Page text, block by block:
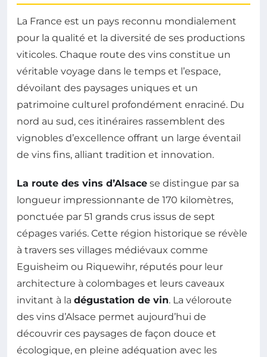
La France est un pays reconnu mondialement
pour la qualité et la diversité de ses productions
viticoles. Chaque route des vins constitue un
véritable voyage dans le temps et l’espace,
dévoilant des paysages uniques et un
patrimoine culturel profondément enraciné. Du
nord au sud, ces itinéraires rassemblent des
vignobles d’excellence offrant un large éventail
de vins fins, alliant tradition et innovation.
La route des vins d’Alsace se distingue par sa
longueur impressionnante de 170 kilomètres,
ponctuée par 51 grands crus issus de sept
cépages variés. Cette région historique se révèle
à travers ses villages médiévaux comme
Eguisheim ou Riquewihr, réputés pour leur
architecture à colombages et leurs caveaux
invitant à la dégustation de vin. La véloroute
des vins d’Alsace permet aujourd’hui de
découvrir ces paysages de façon douce et
écologique, en pleine adéquation avec les